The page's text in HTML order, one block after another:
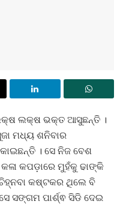
ଲକ୍ଷ ଭକ୍ତ ଆସୁଛନ୍ତି ।
ମଧ୍ୟ ଶନିବାର
। ସେ ନିଜ ବେଶ
କପଡ଼ାରେ ମୁହଁକୁ ଢାଙ୍କି
କଷ୍ଟକର ଥିଲେ ବି
ସଙ୍ଗମ ପାର୍ଶ୍ଵ ସିଡି ଦେଇ